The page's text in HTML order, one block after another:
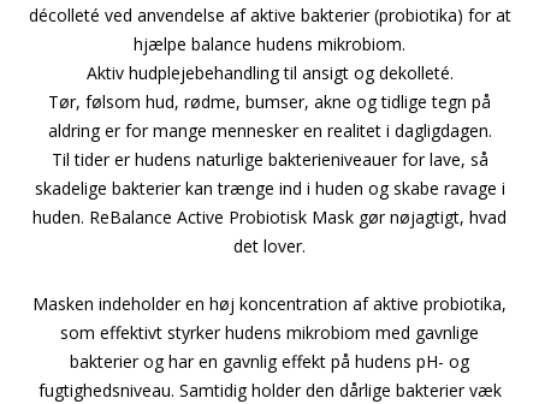
décolleté ved anvendelse af aktive bakterier (probiotika) for at
hjælpe balance hudens mikrobiom.
Aktiv hudplejebehandling til ansigt og dekolleté.
Tør, følsom hud, rødme, bumser, akne og tidlige tegn på
aldring er for mange mennesker en realitet i dagligdagen.
Til tider er hudens naturlige bakterieniveauer for lave, så
skadelige bakterier kan trænge ind i huden og skabe ravage i
huden. ReBalance Active Probiotisk Mask gør nøjagtigt, hvad
det lover.
Masken indeholder en høj koncentration af aktive probiotika,
som effektivt styrker hudens mikrobiom med gavnlige
bakterier og har en gavnlig effekt på hudens pH- og
fugtighedsniveau. Samtidig holder den dårlige bakterier væk